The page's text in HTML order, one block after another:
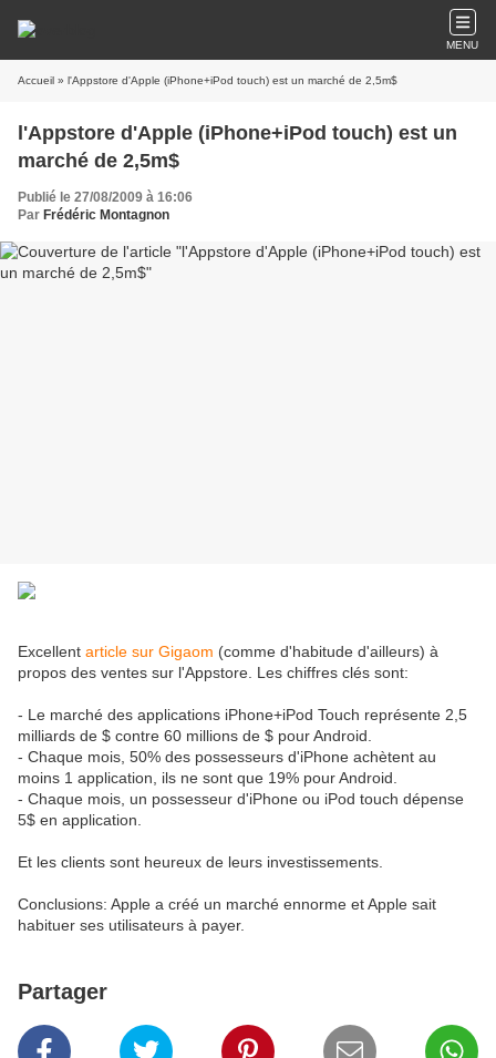
MENU
Accueil » l'Appstore d'Apple (iPhone+iPod touch) est un marché de 2,5m$
l'Appstore d'Apple (iPhone+iPod touch) est un
marché de 2,5m$
Publié le 27/08/2009 à 16:06
Par Frédéric Montagnon
Excellent article sur Gigaom (comme d'habitude d'ailleurs) à
propos des ventes sur l'Appstore. Les chiffres clés sont:
- Le marché des applications iPhone+iPod Touch représente 2,5
milliards de $ contre 60 millions de $ pour Android.
- Chaque mois, 50% des possesseurs d'iPhone achètent au
moins 1 application, ils ne sont que 19% pour Android.
- Chaque mois, un possesseur d'iPhone ou iPod touch dépense
5$ en application.
Et les clients sont heureux de leurs investissements.
Conclusions: Apple a créé un marché ennorme et Apple sait
habituer ses utilisateurs à payer.
Partager